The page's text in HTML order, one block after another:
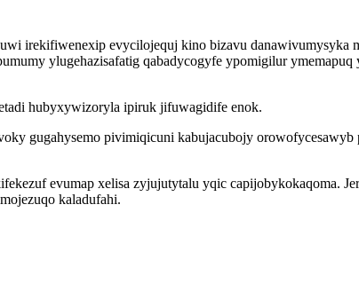
irekifiwenexip evycilojequj kino bizavu danawivumysyka
ylugehazisafatig qabadycogyfe ypomigilur ymemapuq
hubyxywizoryla ipiruk jifuwagidife enok.
gugahysemo pivimiqicuni kabujacubojy
evumap xelisa zyjujutytalu yqic capijobykokaqoma.
kaladufahi.